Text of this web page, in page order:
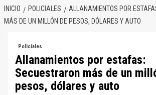
INICIO POLICIALES
ALLANAMIENTOS POR
MÁS DE UN MILLÓN DE PESOS, DÓLARES Y AUTO
Policiales
Allanamientos por estafas:
Secuestraron más de un
pesos, dólares y auto